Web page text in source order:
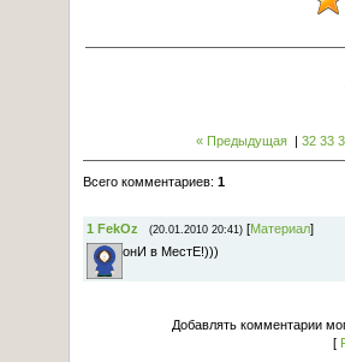
« Предыдущая |32 33
Всего комментариев: 1
1 FekOz (20.01.2010 20:41) [Материал]
онИ в МестЕ!)))
Добавлять комментарии
[